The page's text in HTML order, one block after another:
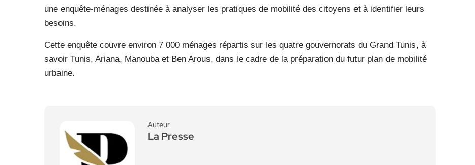
une enquête-ménages destinée à analyser les pratiques de mobilité des citoyens et à identifier leurs
besoins.
Cette enquête couvre environ 7 000 ménages répartis sur les quatre gouvernorats du Grand Tunis, à
savoir Tunis, Ariana, Manouba et Ben Arous, dans le cadre de la préparation du futur plan de mobilité
urbaine.
Auteur
La Presse